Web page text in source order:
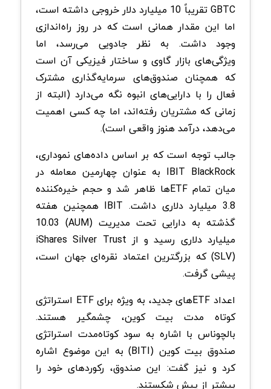
GBTC تقریباً 10 میلیارد دلار خروجی داشته است،
اما این مقدار همانی است که در روز راه‌اندازی
وجود داشت. به نظر جادویی می‌رسد، اما
ویژگی‌های بازار گاوی و ساختار فیزیکی آن است
که همچنان صندوق‌های سرمایه‌گذاری مشترک
فعال را با دارایی‌های انبوه نگه می‌دارد (البته از
زمانی که مشتریان رفته‌اند، اما چه کسی اهمیت
می‌دهد، درآمد هنوز واقعی است).
جالب توجه است که بر اساس داده‌های نموداری،
IBIT BlackRock به عنوان چهارمین معامله در
میان تمام ETF‌ها ظاهر شد و حجم خیره‌کننده
3.8 میلیارد دلاری داشت. IBIT همچنین هفته
گذشته به دارایی تحت مدیریت (AUM) 10.03
میلیارد دلاری رسید و از iShares Silver Trust
(SLV) که بزرگترین اعتماد نقره‌ای جهان است،
پیشی گرفت.
اعداد ETFهای جدید، به ویژه برای ETF استراتژی
کوتاه مدت بیت کوین، چشمگیر هستند.
بالچوناس با اشاره به سود کوتاه‌مدت استراتژی
صندوق بیت کوین (BITI) به این موضوع اشاره
کرد و نیز گفت: این صندوق‌، رکوردهای خود را
بیشتر از پیش شکستند.